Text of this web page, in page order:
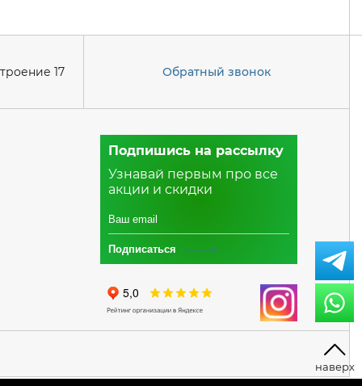
17 Обратный звонок
Подпишись на рассылку
Узнавай первым про все
акции и скидки
Подписаться